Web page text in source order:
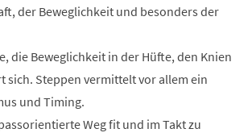
der Beweglichkeit und besonders der
die Beweglichkeit in der Hüfte, den Knien
sich. Steppen vermittelt vor allem ein
und Timing.
Weg fit und im Takt zu